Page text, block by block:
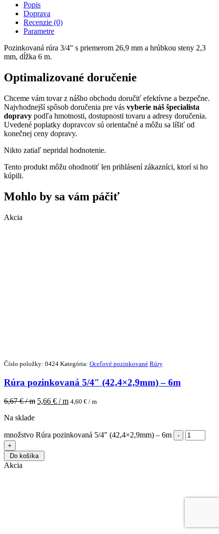
Popis
Doprava
Recenzie (0)
Parametre
Pozinkovaná rúra 3/4" s priemerom 26,9 mm a hrúbkou steny 2,3
mm, dĺžka 6 m.
Optimalizované doručenie
Chceme vám tovar z nášho obchodu doručiť efektívne a bezpečne.
Najvhodnejší spôsob doručenia pre vás vyberie náš špecialista
dopravy podľa hmotnosti, dostupnosti tovaru a adresy doručenia.
Uvedené poplatky dopravcov sú orientačné a môžu sa líšiť od
konečnej ceny dopravy.
Nikto zatiaľ nepridal hodnotenie.
Tento produkt môžu ohodnotiť len prihlásení zákazníci, ktorí si ho
kúpili.
Mohlo by sa vám páčiť
Akcia
Číslo položky: 0424 Kategória: Oceľové pozinkované Rúry
Rúra pozinkovaná 5/4″ (42,4×2,9mm) – 6m
6,67€ / m 5,66 € / m 4,60 € / m
Na sklade
množstvo Rúra pozinkovaná 5/4″ (42,4×2,9mm) – 6m
Do košíka
Akcia